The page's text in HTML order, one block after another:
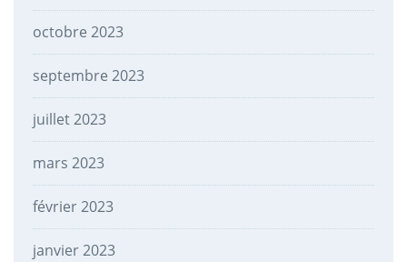
octobre 2023
septembre 2023
juillet 2023
mars 2023
février 2023
janvier 2023